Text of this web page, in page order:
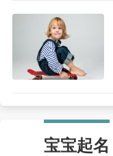
宝宝起名